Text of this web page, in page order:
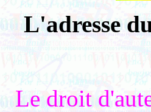
L'adresse
Le droit